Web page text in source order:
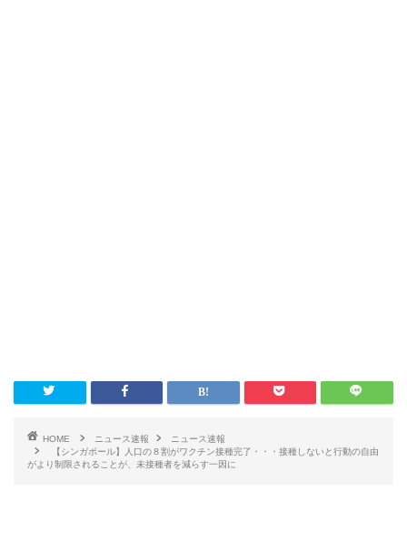
HOME ニュース速報
ニュース速報
【シンガポール】人口の８割がワクチン接種完了・・・接種しないと行動の自由
がより制限されることが、未接種者を減らす一因に